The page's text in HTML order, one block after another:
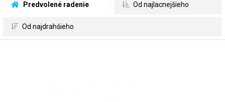
Predvolené radenie Od najlacnejšieho
Od najdrahšieho